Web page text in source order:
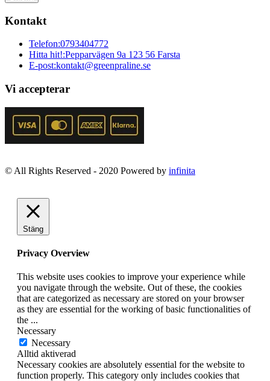
Kontakt
Telefon:0793404772
Hitta hit!:Pepparvägen 9a 123 56 Farsta
E-post:kontakt@greenpraline.se
Vi accepterar
© All Rights Reserved - 2020 Powered by infinita
Stäng
Privacy Overview
This website uses cookies to improve your experience while
you navigate through the website. Out of these, the cookies
that are categorized as necessary are stored on your browser
as they are essential for the working of basic functionalities of
the ...
Necessary
Necessary
Alltid aktiverad
Necessary cookies are absolutely essential for the website to
function properly. This category only includes cookies that